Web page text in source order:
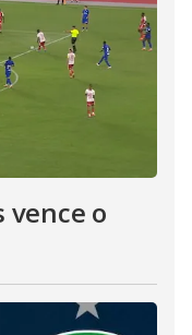
vence o